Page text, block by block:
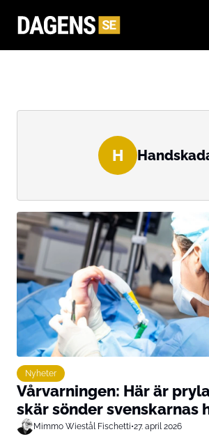
H
Nyheter
Vårvarningen: Här är
skär sönder svenskarnas
Mimmo Wiestål Fischetti•27. april 2026